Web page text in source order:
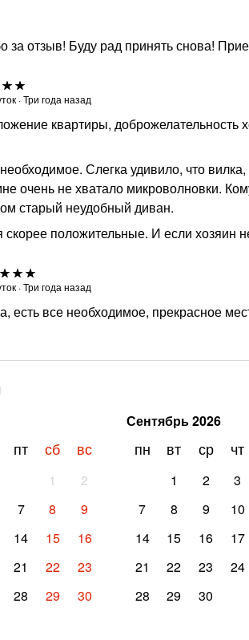
пт сб вс
1
2
7 8
9
14 15
16
21 22
23
28 29
30
Сентябрь2026
пн вт ср чт
1 2 3
7
8 9 10
14
15 16 17
21
22 23 24
28
29 30
за отзыв! Буду рад принять снова!
·Три года назад
квартиры, доброжелательность
Слегка удивило, что
очень не хватало микроволновки.
старый неудобный диван.
положительные. И если хозяин
·Три года назад
есть все необходимое, прекрасное